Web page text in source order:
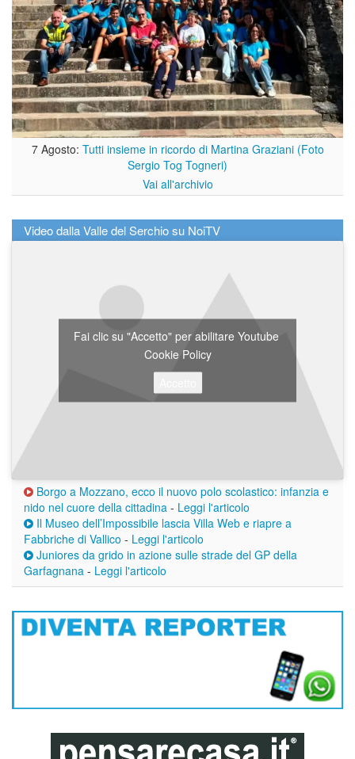
7 Agosto: Tutti insieme in ricordo di Martina Graziani (Foto
Sergio Tog Togneri)
Vai all'archivio
Video dalla Valle del Serchio su NoiTV
Fai clic su "Accetto" per abilitare Youtube
Cookie Policy
Borgo a Mozzano, ecco il nuovo polo scolastico: infanzia e
nido nel cuore della cittadina - Leggi l'articolo
Il Museo dell’Impossibile lascia Villa Web e riapre a
Fabbriche di Vallico - Leggi l'articolo
Juniores da grido in azione sulle strade del GP della
Garfagnana - Leggi l'articolo